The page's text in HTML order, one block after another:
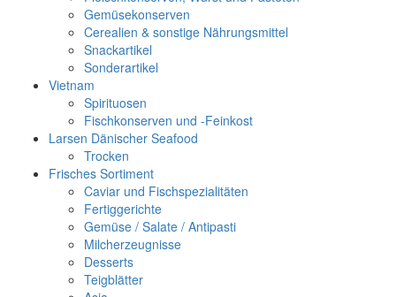
Gemüsekonserven
Cerealien & sonstige Nährungsmittel
Snackartikel
Sonderartikel
Vietnam
Spirituosen
Fischkonserven und -Feinkost
Larsen Dänischer Seafood
Trocken
Frisches Sortiment
Caviar und Fischspezialitäten
Fertiggerichte
Gemüse / Salate / Antipasti
Milcherzeugnisse
Desserts
Teigblätter